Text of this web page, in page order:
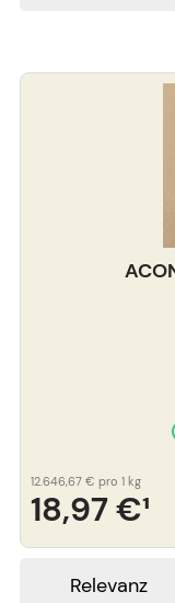
18,97 €¹
12.646,67 € pro 1 kg